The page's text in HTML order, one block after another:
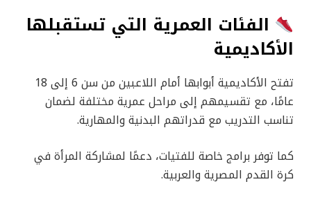
الفئات العمرية التي تستقبلها
الأكاديمية
تفتح الأكاديمية أبوابها أمام اللاعبين من سن 6 إلى 18
عامًا، مع تقسيمهم إلى مراحل عمرية مختلفة لضمان
تناسب التدريب مع قدراتهم البدنية والمهارية.
كما توفر برامج خاصة للفتيات، دعمًا لمشاركة المرأة في
كرة القدم المصرية والعربية.